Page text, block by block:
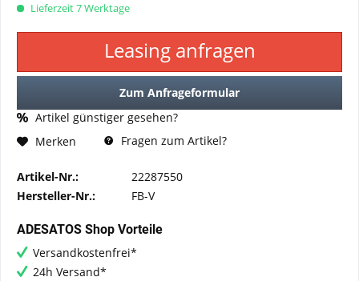
Lieferzeit 7 Werktage
Leasing anfragen
Zum Anfrageformular
Artikel günstiger gesehen?
Merken
Fragen zum Artikel?
Artikel-Nr.:
22287550
Hersteller-Nr.:
FB-V
ADESATOS Shop Vorteile
Versandkostenfrei*
24h Versand*